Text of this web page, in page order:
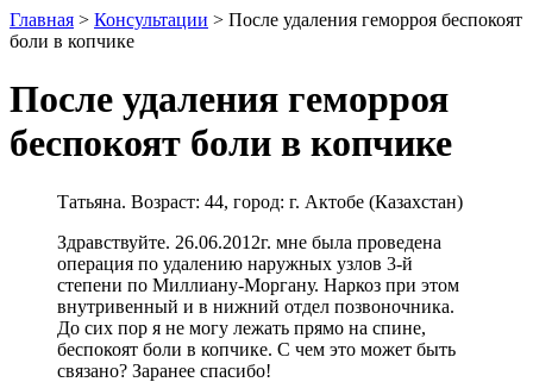
Главная > Консультации > После удаления геморроя беспокоят
боли в копчике
После удаления геморроя
беспокоят боли в копчике
Татьяна. Возраст: 44, город: г. Актобе (Казахстан)
Здравствуйте. 26.06.2012г. мне была проведена
операция по удалению наружных узлов 3-й
степени по Миллиану-Моргану. Наркоз при этом
внутривенный и в нижний отдел позвоночника.
До сих пор я не могу лежать прямо на спине,
беспокоят боли в копчике. С чем это может быть
связано? Заранее спасибо!